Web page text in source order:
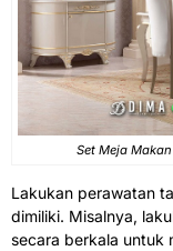
Set Meja
Lakukan perawatan
dimiliki. Misalnya,
secara berkala untuk